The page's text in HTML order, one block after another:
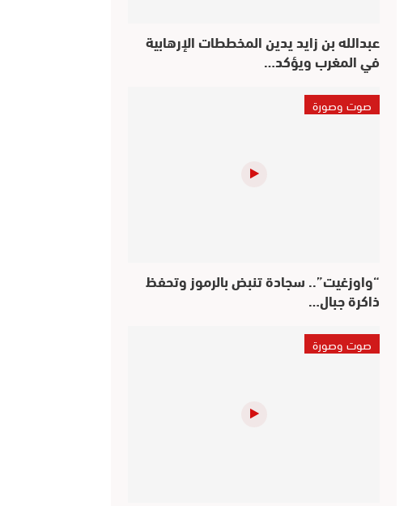
عبدالله بن زايد يدين المخططات الإرهابية
في المغرب ويؤكد…
صوت وصورة
“واوزغيت”.. سجادة تنبض بالرموز وتحفظ
ذاكرة جبال…
صوت وصورة